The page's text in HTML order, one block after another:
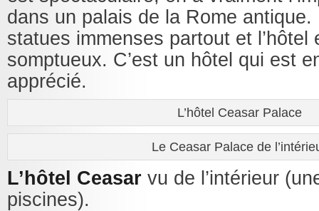
dans un palais de la Rome antique.
statues immenses partout et l’hôtel
somptueux. C’est un hôtel qui est
apprécié.
L’hôtel Ceasar Palace
Le Ceasar Palace de
L’hôtel Ceasar vu de l’intérieur
piscines).